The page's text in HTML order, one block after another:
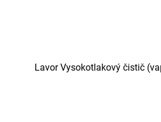
Lavor Vysokotlakový čistič